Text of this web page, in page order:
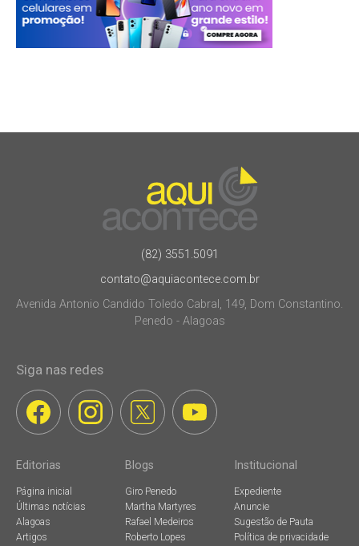
(82) 3551.5091
contato@aquiacontece.com.br
Avenida Antonio Candido Toledo Cabral, 149, Dom Constantino.
Penedo - Alagoas
Siga nas redes
Editorias
Página inicial
Últimas notícias
Alagoas
Artigos
Blogs
Giro Penedo
Martha Martyres
Rafael Medeiros
Roberto Lopes
Institucional
Expediente
Anuncie
Sugestão de Pauta
Política de privacidade